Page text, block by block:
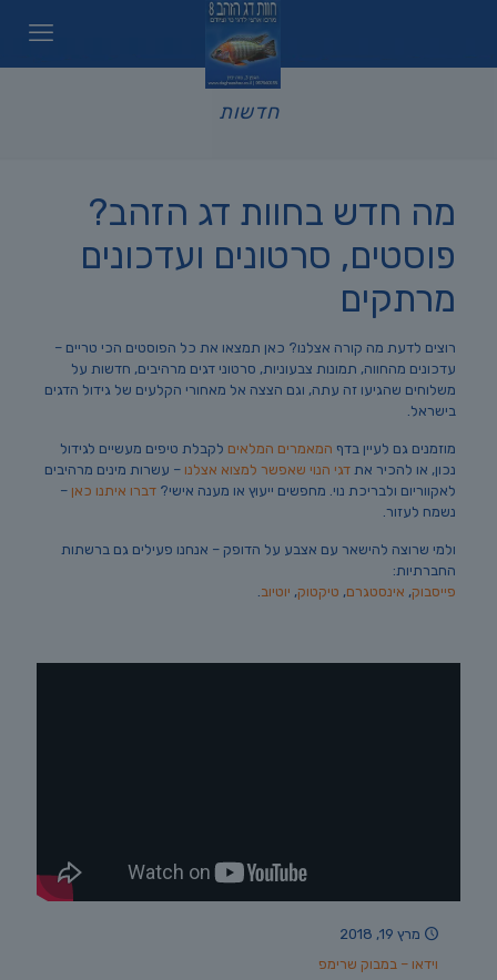
חדשות
מה חדש בחוות דג הזהב?
פוסטים, סרטונים ועדכונים
מרתקים
רוצים לדעת מה קורה אצלנו? כאן תמצאו את כל הפוסטים הכי טריים –
עדכונים מהחווה, תמונות צבעוניות, סרטוני דגים מרהיבים, חדשות על
משלוחים שהגיעו זה עתה, וגם הצצה אל מאחורי הקלעים של גידול הדגים
בישראל.
מוזמנים גם לעיין בדף המאמרים המלאים לקבלת טיפים מעשיים לגידול
נכון, או להכיר את דגי הנוי שאפשר למצוא אצלנו – עשרות מינים מרהיבים
לאקווריום ולבריכת נוי. מחפשים ייעוץ או מענה אישי? דברו איתנו כאן –
נשמח לעזור.
ולמי שרוצה להישאר עם אצבע על הדופק – אנחנו פעילים גם ברשתות
החברתיות:
פייסבוק, אינסטגרם, טיקטוק, יוטיוב.
מרץ 19, 2018
וידאו – במבוק שרימפ